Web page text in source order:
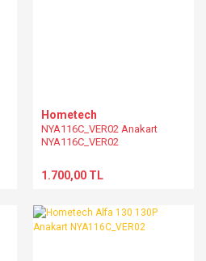
Hometech
NYA116C_VER02 Anakart
NYA116C_VER02
1.700,00 TL